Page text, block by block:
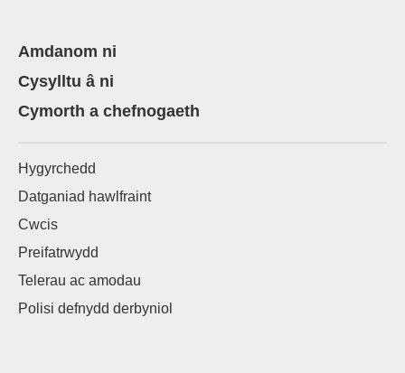
Amdanom ni
Cysylltu â ni
Cymorth a chefnogaeth
Hygyrchedd
Datganiad hawlfraint
Cwcis
Preifatrwydd
Telerau ac amodau
Polisi defnydd derbyniol